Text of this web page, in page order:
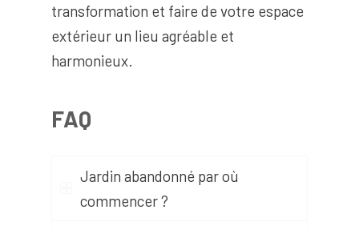
transformation et faire de votre espace
extérieur un lieu agréable et
harmonieux.
FAQ
Jardin abandonné par où
commencer ?